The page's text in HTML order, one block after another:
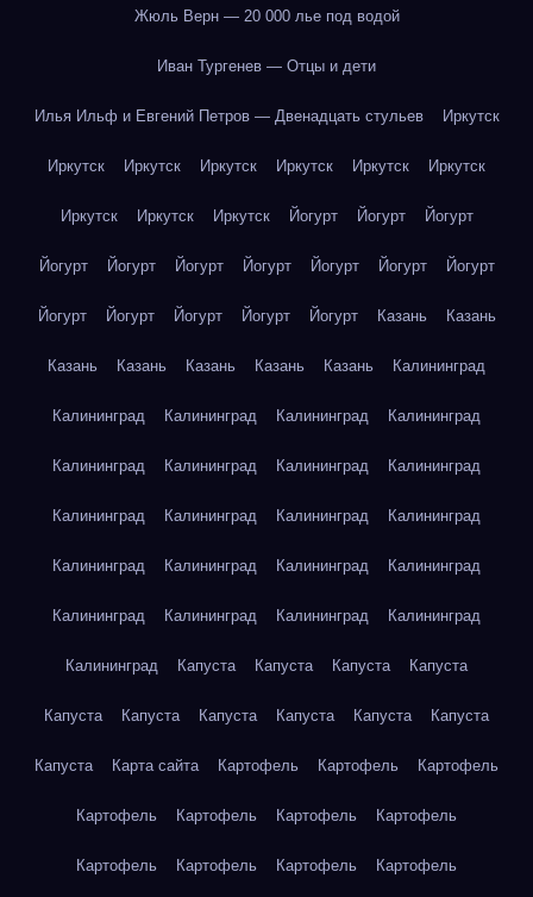
Жюль Верн — 20 000 лье под водой
Иван Тургенев — Отцы и дети
Илья Ильф и Евгений Петров — Двенадцать стульев Иркутск
Иркутск Иркутск Иркутск Иркутск Иркутск Иркутск
Иркутск Иркутск Иркутск Йогурт Йогурт Йогурт
Йогурт Йогурт Йогурт Йогурт Йогурт Йогурт Йогурт
Йогурт Йогурт Йогурт Йогурт Йогурт Казань Казань
Казань Казань Казань Казань Казань Калининград
Калининград Калининград Калининград Калининград
Калининград Калининград Калининград Калининград
Калининград Калининград Калининград Калининград
Калининград Калининград Калининград Калининград
Калининград Калининград Калининград Калининград
Калининград Капуста Капуста Капуста Капуста
Капуста Капуста Капуста Капуста Капуста Капуста
Капуста Карта сайта Картофель Картофель Картофель
Картофель Картофель Картофель Картофель
Картофель Картофель Картофель Картофель